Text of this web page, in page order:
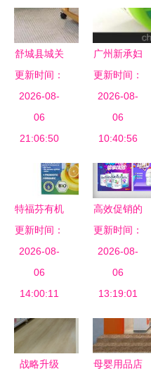
舒城县城关
镇稳源儿童
用品厂 母
婴胎教加盟
连锁火爆招
更新时间：
2026-08-
06
21:06:50
广州新承妇
幼用品厂
专注母婴用
品销售，守
护家庭健康
更新时间：
2026-08-
06
10:40:56
特福芬有机
奶粉价格与
直销服务全
解析 北京
孕婴用品批
更新时间：
2026-08-
06
14:00:11
高效促销的
视觉密码
揭秘618母
婴素材设计
精髓
更新时间：
2026-08-
06
13:19:01
战略升级
母婴用品店